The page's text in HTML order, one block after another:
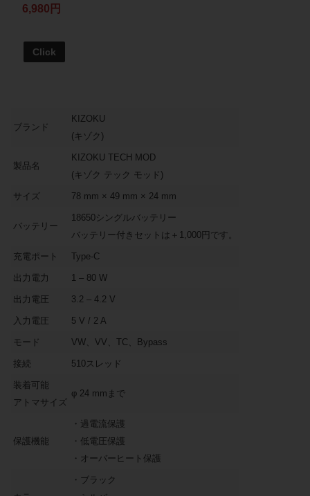
6,980円
Click
ブランド
KIZOKU
(キゾク)
製品名
KIZOKU TECH MOD
(キゾク テック モッド)
サイズ 78 mm × 49 mm × 24 mm
バッテリー
18650シングルバッテリー
バッテリー付きセットは＋1,000円です。
充電ポート Type-C
出力電力 1 – 80 W
出力電圧 3.2 – 4.2 V
入力電圧 5 V / 2 A
モード VW、VV、TC、Bypass
接続 510スレッド
装着可能
アトマサイズ
φ 24 mmまで
保護機能
・過電流保護
・低電圧保護
・オーバーヒート保護
・ブラック